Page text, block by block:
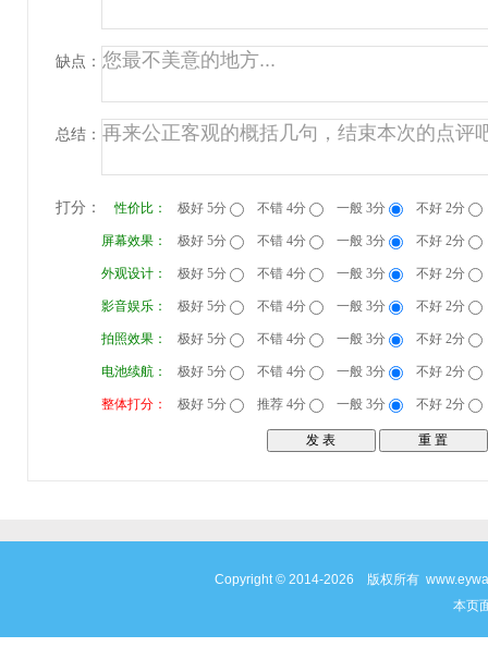
缺点：
总结：
打分： 性价比： 极好 5分 不错 4分 一般 3分 不好 2分
屏幕效果： 极好 5分 不错 4分 一般 3分 不好 2分
外观设计： 极好 5分 不错 4分 一般 3分 不好 2分
影音娱乐： 极好 5分 不错 4分 一般 3分 不好 2分
拍照效果： 极好 5分 不错 4分 一般 3分 不好 2分
电池续航： 极好 5分 不错 4分 一般 3分 不好 2分
整体打分： 极好 5分 推荐 4分 一般 3分 不好 2分
Copyright © 2014-2026 版权所有
本页